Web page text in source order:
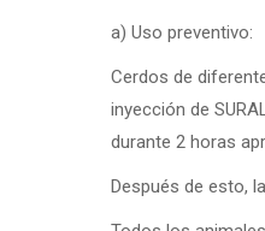
a) Uso preventivo:
Cerdos de
inyección de
durante 2 horas
Después de esto,